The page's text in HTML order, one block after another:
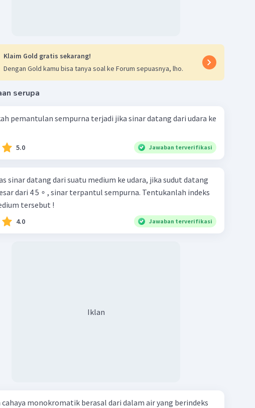
Klaim Gold gratis sekarang!
Dengan Gold kamu bisa tanya soal ke Forum sepuasnya, lho.
serupa
pemantulan sempurna terjadi jika sinar datang dari udara ke
5.0 Jawaban terverifikasi
sinar datang dari suatu medium ke udara, jika sudut datang
dari 4 5 ∘ , sinar terpantul sempurna. Tentukanlah indeks
tersebut !
4.0 Jawaban terverifikasi
Iklan
cahaya monokromatik berasal dari dalam air yang berindeks